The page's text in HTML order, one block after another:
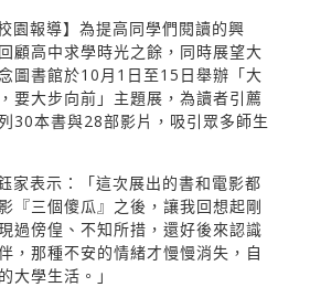
園報導】為提高同學們閱讀的興
顧高中求學時光之餘，同時展望大
圖書館於10月1日至15日舉辦「大
要大步向前」主題展，為讀者引薦
30本書與28部影片，吸引眾多師生
家表示：「這次展出的書和電影都
『三個傻瓜』之後，讓我回想起剛
過傍偟、不知所措，還好後來認識
，那種不安的情緒才慢慢消失，自
大學生活。」